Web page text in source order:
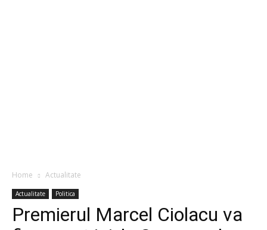
Home Actualitate
Actualitate Politica
Premierul Marcel Ciolacu va